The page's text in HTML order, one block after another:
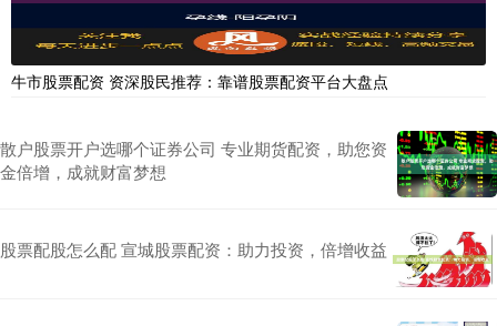
牛市股票配资 资深股民推荐：靠谱股票配资平台大盘点
散户股票开户选哪个证券公司 专业期货配资，助您资
金倍增，成就财富梦想
股票配股怎么配 宣城股票配资：助力投资，倍增收益